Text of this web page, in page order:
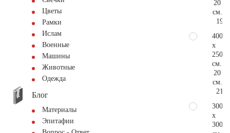
Цветы
Рамки
Ислам
Военные
Машины
Животные
Одежда
Блог
Материалы
Эпитафии
20
см.
400
x
250
см.
20
см.
300
x
300